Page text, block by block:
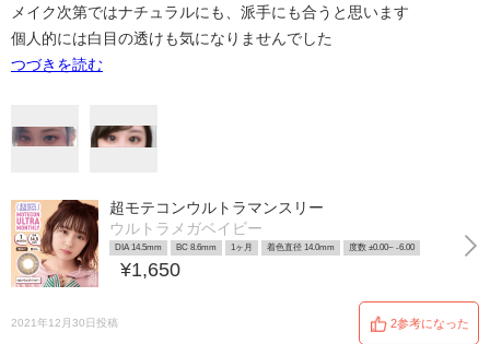
メイク次第ではナチュラルにも、派手にも合うと思います
個人的には白目の透けも気になりませんでした
つづきを読む
超モテコンウルトラマンスリー
ウルトラメガベイビー
DIA 14.5mm BC 8.6mm 1ヶ月 着色直径 14.0mm 度数 ±0.00~ -6.00
¥1,650
2021年12月30日投稿 2参考になった